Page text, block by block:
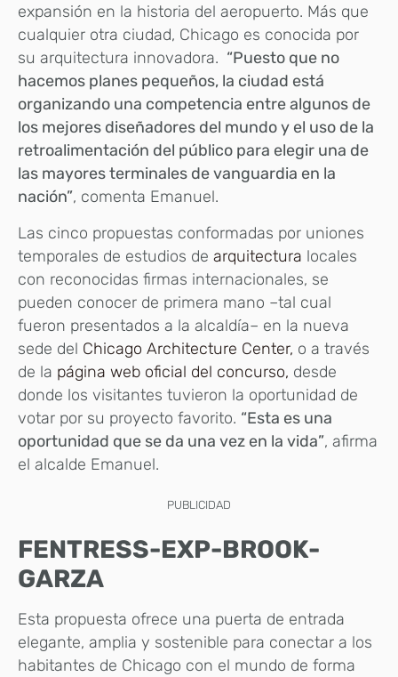
expansión en la historia del aeropuerto. Más que
cualquier otra ciudad, Chicago es conocida por
su arquitectura innovadora. “Puesto que no
hacemos planes pequeños, la ciudad está
organizando una competencia entre algunos de
los mejores diseñadores del mundo y el uso de la
retroalimentación del público para elegir una de
las mayores terminales de vanguardia en la
nación”, comenta Emanuel.
Las cinco propuestas conformadas por uniones
temporales de estudios de arquitectura locales
con reconocidas firmas internacionales, se
pueden conocer de primera mano –tal cual
fueron presentados a la alcaldía– en la nueva
sede del Chicago Architecture Center, o a través
de la página web oficial del concurso, desde
donde los visitantes tuvieron la oportunidad de
votar por su proyecto favorito. “Esta es una
oportunidad que se da una vez en la vida”, afirma
el alcalde Emanuel.
PUBLICIDAD
FENTRESS-EXP-BROOK-
GARZA
Esta propuesta ofrece una puerta de entrada
elegante, amplia y sostenible para conectar a los
habitantes de Chicago con el mundo de forma